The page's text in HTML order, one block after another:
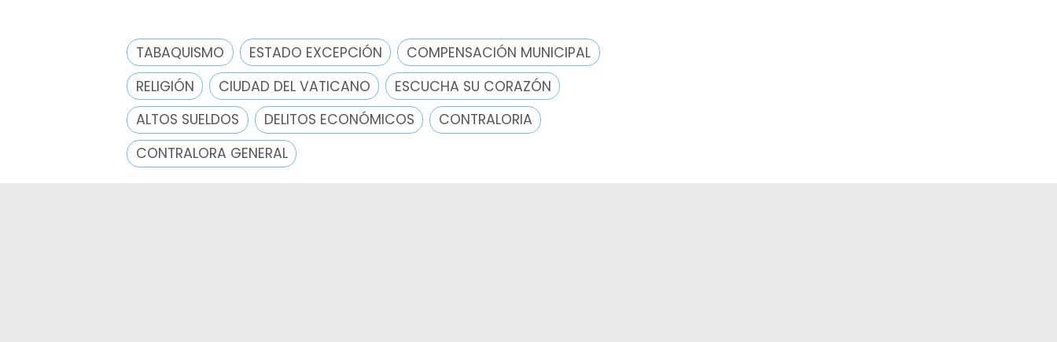
TABAQUISMO ESTADO EXCEPCIÓN
COMPENSACIÓN MUNICIPAL
RELIGIÓN
CIUDAD DEL VATICANO
ESCUCHA SU CORAZÓN
ALTOS SUELDOS
DELITOS ECONÓMICOS
CONTRALORIA
CONTRALORA GENERAL